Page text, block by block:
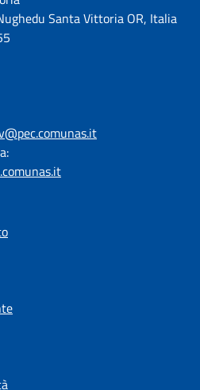
Santa Vittoria OR, Italia